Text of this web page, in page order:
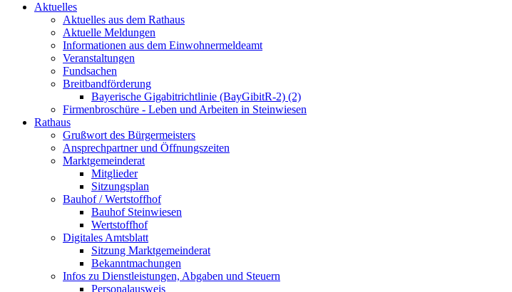
Aktuelles
Aktuelles aus dem Rathaus
Aktuelle Meldungen
Informationen aus dem Einwohnermeldeamt
Veranstaltungen
Fundsachen
Breitbandförderung
Bayerische Gigabitrichtlinie (BayGibitR-2) (2)
Firmenbroschüre - Leben und Arbeiten in Steinwiesen
Rathaus
Grußwort des Bürgermeisters
Ansprechpartner und Öffnungszeiten
Marktgemeinderat
Mitglieder
Sitzungsplan
Bauhof / Wertstoffhof
Bauhof Steinwiesen
Wertstoffhof
Digitales Amtsblatt
Sitzung Marktgemeinderat
Bekanntmachungen
Infos zu Dienstleistungen, Abgaben und Steuern
Personalausweis